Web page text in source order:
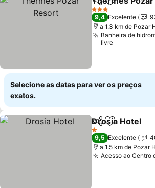
PartilharAdicionar
3 Estrelas
9,4 Excelente
a 1.3 km de Pozar
Banheira de
livre
Selecione as datas para ver os preços
exatos.
PartilharAdicionar
Drosia Hotel
1 Estrelas
9,5 Excelente
a 1.5 km de Pozar
Acesso ao Centro